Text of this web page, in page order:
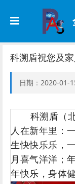
科溯盾祝您及
日期：2020-01-
科溯盾（
人在新年里：
生快快乐乐，
月喜气洋洋；
年快乐，身体健